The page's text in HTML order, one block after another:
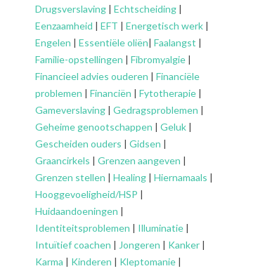
Drugsverslaving | Echtscheiding |
Eenzaamheid | EFT | Energetisch werk |
Engelen | Essentiële oliën| Faalangst |
Familie-opstellingen | Fibromyalgie |
Financieel advies ouderen | Financiële
problemen | Financiën | Fytotherapie |
Gameverslaving | Gedragsproblemen |
Geheime genootschappen | Geluk |
Gescheiden ouders | Gidsen |
Graancirkels | Grenzen aangeven |
Grenzen stellen | Healing | Hiernamaals |
Hooggevoeligheid/HSP |
Huidaandoeningen |
Identiteitsproblemen | Illuminatie |
Intuïtief coachen | Jongeren | Kanker |
Karma | Kinderen | Kleptomanie |